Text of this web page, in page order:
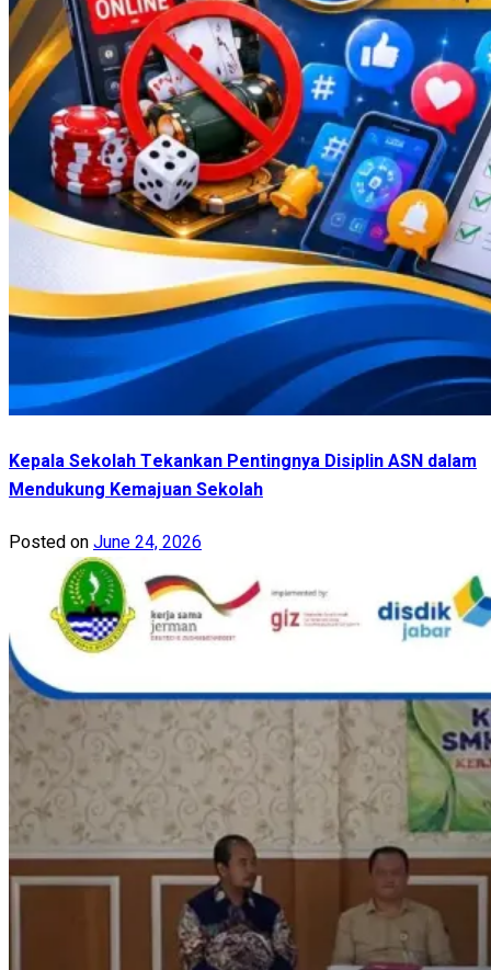
Kepala Sekolah Tekankan Pentingnya Disiplin ASN dalam
Mendukung Kemajuan Sekolah
Posted onJune 24, 2026